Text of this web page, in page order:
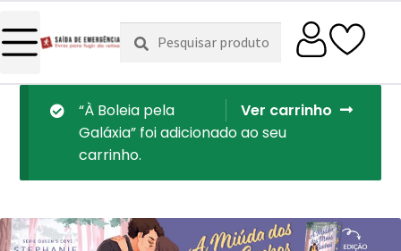
Pesquisar
por:
Pesquisa
Ver carrinho
“À Boleia pela
Galáxia” foi adicionado ao seu
carrinho.